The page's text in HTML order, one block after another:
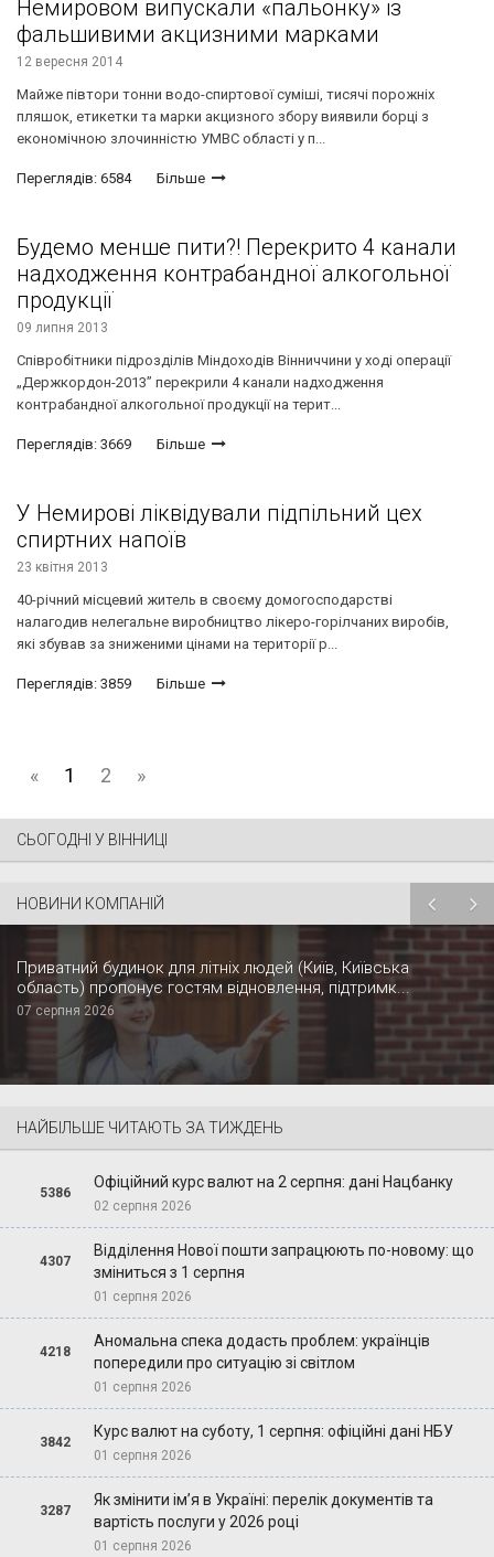
Немировом випускали «пальонку» із
фальшивими акцизними марками
12 вересня 2014
Майже півтори тонни водо-спиртової суміші, тисячі порожніх
пляшок, етикетки та марки акцизного збору виявили борці з
економічною злочинністю УМВС області у п...
Переглядів: 6584 Більше
Будемо менше пити?! Перекрито 4 канали
надходження контрабандної алкогольної
продукції
09 липня 2013
Співробітники підрозділів Міндоходів Вінниччини у ході операції
„Держкордон-2013” перекрили 4 канали надходження
контрабандної алкогольної продукції на терит...
Переглядів: 3669 Більше
У Немирові ліквідували підпільний цех
спиртних напоїв
23 квітня 2013
40-річний місцевий житель в своєму домогосподарстві
налагодив нелегальне виробництво лікеро-горілчаних виробів,
які збував за зниженими цінами на території р...
Переглядів: 3859 Більше
« 1 2 »
СЬОГОДНІ У ВІННИЦІ
НОВИНИ КОМПАНІЙ
Приватний будинок для літніх людей (Київ, Київська
область) пропонує гостям відновлення, підтримк...
07 серпня 2026
НАЙБІЛЬШЕ ЧИТАЮТЬ ЗА ТИЖДЕНЬ
5386
Офіційний курс валют на 2 серпня: дані Нацбанку
02 серпня 2026
4307
Відділення Нової пошти запрацюють по-новому: що
зміниться з 1 серпня
01 серпня 2026
4218
Аномальна спека додасть проблем: українців
попередили про ситуацію зі світлом
01 серпня 2026
3842
Курс валют на суботу, 1 серпня: офіційні дані НБУ
01 серпня 2026
3287
Як змінити ім’я в Україні: перелік документів та
вартість послуги у 2026 році
01 серпня 2026